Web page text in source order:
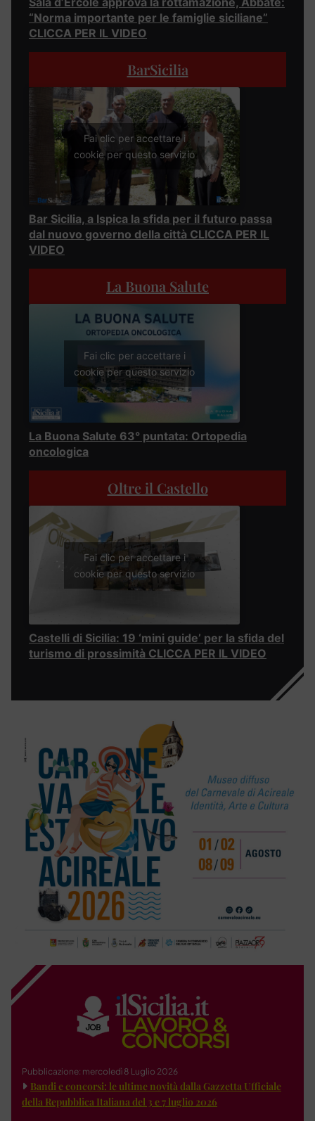
“Norma importante per le famiglie siciliane”
CLICCA PER IL VIDEO
BarSicilia
Fai clic per accettare i
cookie per questo servizio
Bar Sicilia, a Ispica la sfida per il futuro passa
dal nuovo governo della città CLICCA PER IL
VIDEO
La Buona Salute
Fai clic per accettare i
cookie per questo servizio
La Buona Salute 63° puntata: Ortopedia
oncologica
Oltre il Castello
Fai clic per accettare i
cookie per questo servizio
Castelli di Sicilia: 19 ‘mini guide’ per la sfida del
turismo di prossimità CLICCA PER IL VIDEO
Pubblicazione: mercoledì 8 Luglio 2026
Bandi e concorsi: le ultime novità dalla Gazzetta Ufficiale
della Repubblica Italiana del 3 e 7 luglio 2026